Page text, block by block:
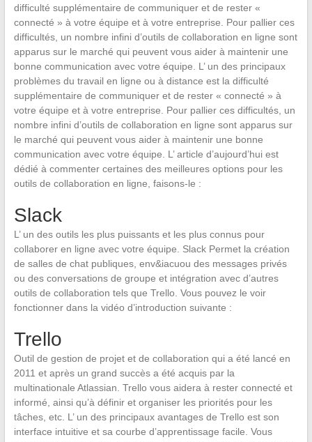
difficulté supplémentaire de communiquer et de rester «
connecté » à votre équipe et à votre entreprise. Pour pallier ces
difficultés, un nombre infini d’outils de collaboration en ligne sont
apparus sur le marché qui peuvent vous aider à maintenir une
bonne communication avec votre équipe. L’ un des principaux
problèmes du travail en ligne ou à distance est la difficulté
supplémentaire de communiquer et de rester « connecté » à
votre équipe et à votre entreprise. Pour pallier ces difficultés, un
nombre infini d’outils de collaboration en ligne sont apparus sur
le marché qui peuvent vous aider à maintenir une bonne
communication avec votre équipe. L’ article d’aujourd’hui est
dédié à commenter certaines des meilleures options pour les
outils de collaboration en ligne, faisons-le :
Slack
L’ un des outils les plus puissants et les plus connus pour
collaborer en ligne avec votre équipe. Slack Permet la création
de salles de chat publiques, env&iacuou des messages privés
ou des conversations de groupe et intégration avec d’autres
outils de collaboration tels que Trello. Vous pouvez le voir
fonctionner dans la vidéo d’introduction suivante :
Trello
Outil de gestion de projet et de collaboration qui a été lancé en
2011 et après un grand succès a été acquis par la
multinationale Atlassian. Trello vous aidera à rester connecté et
informé, ainsi qu’à définir et organiser les priorités pour les
tâches, etc. L’ un des principaux avantages de Trello est son
interface intuitive et sa courbe d’apprentissage facile. Vous